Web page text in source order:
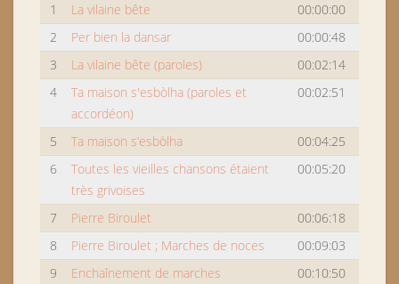
1 La vilaine bête
00:00:00
2
Per bien la dansar
00:00:48
3
La vilaine bête (paroles)
00:02:14
4
Ta maison s'esbòlha (paroles et
accordéon)
00:02:51
5 Ta maison s’esbòlha
00:04:25
6
Toutes les vieilles chansons étaient
très grivoises
00:05:20
7 Pierre Biroulet
00:06:18
8
Pierre Biroulet ; Marches de noces
00:09:03
9
Enchaînement de marches
00:10:50